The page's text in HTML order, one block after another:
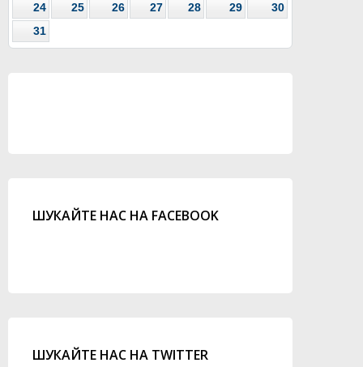
24
25 26 27 28 29
30
31
ШУКАЙТЕ НАС НА FACEBOOK
ШУКАЙТЕ НАС НА TWITTER